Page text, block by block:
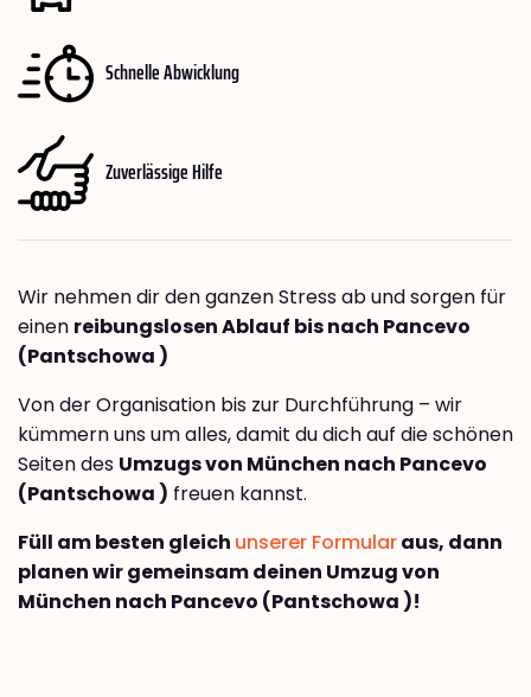
Schnelle Abwicklung
Zuverlässige Hilfe
Wir nehmen dir den ganzen Stress ab und sorgen für
einen reibungslosen Ablauf bis nach Pancevo
(Pantschowa )
Von der Organisation bis zur Durchführung – wir
kümmern uns um alles, damit du dich auf die schönen
Seiten des Umzugs von München nach Pancevo
(Pantschowa ) freuen kannst.
Füll am besten gleich unserer Formularaus, dann
planen wir gemeinsam deinen Umzug von
München nach Pancevo (Pantschowa )!